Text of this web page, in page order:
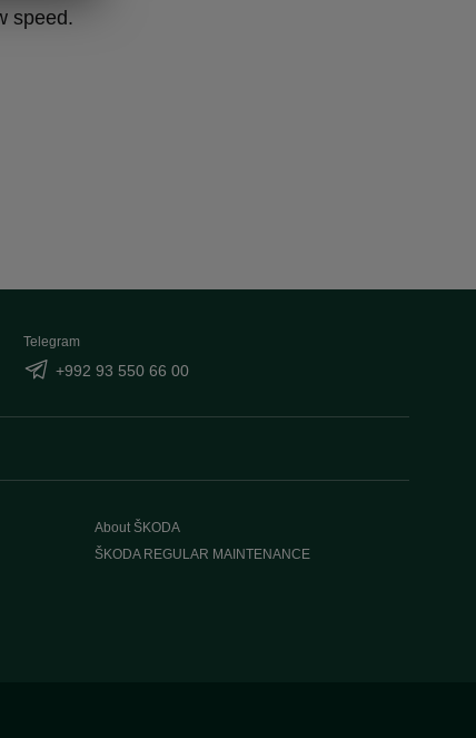
speed.
Telegram
+992 93 550 66 00
About ŠKODA
ŠKODA REGULAR MAINTENANCE